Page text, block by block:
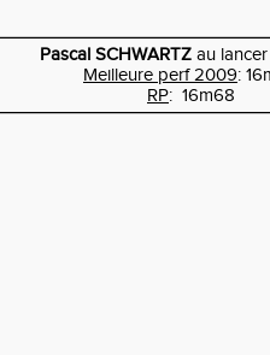
Pascal SCHWARTZ au
Meilleure perf 2009:
RP: 16m68